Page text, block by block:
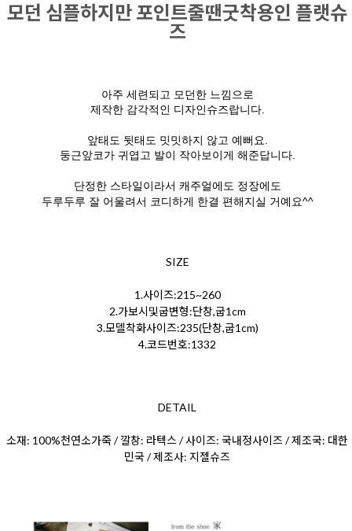
모던 심플하지만 포인트줄땐굿착용인 플랫슈
즈
아주 세련되고 모던한 느낌으로
제작한 감각적인 디자인슈즈랍니다.
앞태도 뒷태도 밋밋하지 않고 예뻐요.
둥근앞코가 귀엽고 발이 작아보이게 해준답니다.
단정한 스타일이라서 캐주얼에도 정장에도
두루두루 잘 어울려서 코디하게 한결 편해지실 거예요^^
SIZE
1.사이즈:215~260
2.가보시및굽변형:단창,굽1cm
3.모델착화사이즈:235(단창,굽1cm)
4.코드번호:1332
DETAIL
소재: 100%천연소가죽 / 깔창: 라텍스 / 사이즈: 국내정사이즈 / 제조국: 대한
민국 / 제조사: 지젤슈즈